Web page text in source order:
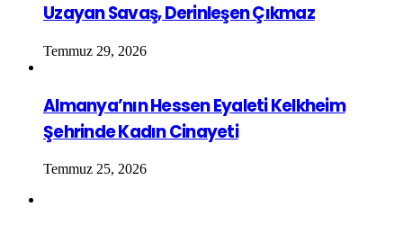
Uzayan Savaş, Derinleşen Çıkmaz
Temmuz 29, 2026
Almanya’nın Hessen Eyaleti Kelkheim
Şehrinde Kadın Cinayeti
Temmuz 25, 2026